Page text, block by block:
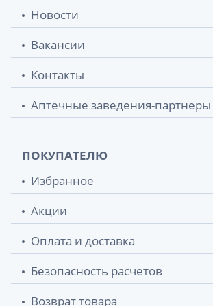
Avent scf080/04 пустышка i love 6-18мес
девочка №2
Avent scf080/01 пустышка i love 0-6мес
мальчик №2
Avent scf 080/02 пустышка i love 0-6мес
девочка №2
Avent scy100/01 бутылочка anti-colics
125мл
Avent (Авент) 030/17 бутылочка
naturals125мл
Avent (Авент) 254/61 вкладыши в
бюстгальтер однораз №60
Avent scf 085/59 пустышка u/air с дек 0-
6мес №2
Новости
Вакансии
Контакты
Аптечные заведения-партнеры
ПОКУПАТЕЛЮ
Избранное
Акции
Оплата и доставка
Безопасность расчетов
Возврат товара